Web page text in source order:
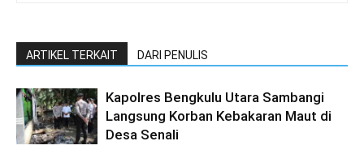
ARTIKEL TERKAIT DARI PENULIS
Kapolres Bengkulu Utara Sambangi
Langsung Korban Kebakaran Maut di
Desa Senali